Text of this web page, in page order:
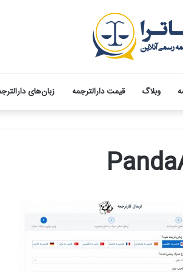
وبلاگ قیمت دارالترجمه زبان‌های